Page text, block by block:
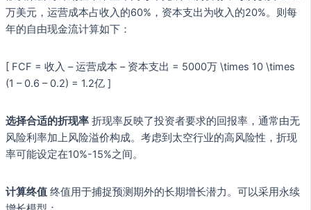
万美元，运营成本占收入的60%，资本支出为收入的20%。则每
年的自由现金流计算如下：
[ FCF = 收入 – 运营成本 – 资本支出 = 5000万 \times 10 \times
(1 – 0.6 – 0.2) = 1.2亿 ]
选择合适的折现率 折现率反映了投资者要求的回报率，通常由无
风险利率加上风险溢价构成。考虑到太空行业的高风险性，折现
率可能设定在10%-15%之间。
计算终值 终值用于捕捉预测期外的长期增长潜力。可以采用永续